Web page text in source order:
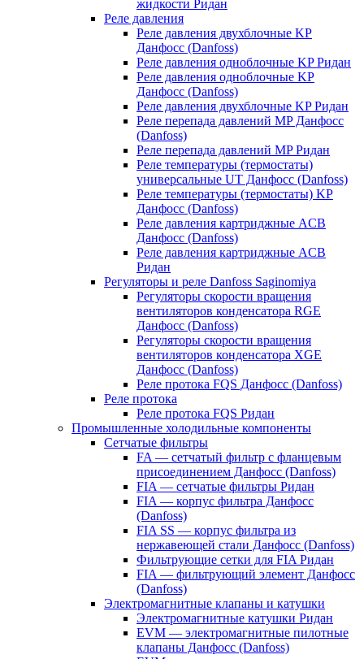
жидкости Ридан
Реле давления
Реле давления двухблочные KP
Данфосс (Danfoss)
Реле давления одноблочные KP Ридан
Реле давления одноблочные KP
Данфосс (Danfoss)
Реле давления двухблочные KP Ридан
Реле перепада давлений MP Данфосс
(Danfoss)
Реле перепада давлений MP Ридан
Реле температуры (термостаты)
универсальные UT Данфосс (Danfoss)
Реле температуры (термостаты) KP
Данфосс (Danfoss)
Реле давления картриджные ACB
Данфосс (Danfoss)
Реле давления картриджные ACB
Ридан
Регуляторы и реле Danfoss Saginomiya
Регуляторы скорости вращения
вентиляторов конденсатора RGE
Данфосс (Danfoss)
Регуляторы скорости вращения
вентиляторов конденсатора XGE
Данфосс (Danfoss)
Реле протока FQS Данфосс (Danfoss)
Реле протока
Реле протока FQS Ридан
Промышленные холодильные компоненты
Сетчатые фильтры
FA — сетчатый фильтр с фланцевым
присоединением Данфосс (Danfoss)
FIA — сетчатые фильтры Ридан
FIA — корпус фильтра Данфосс
(Danfoss)
FIA SS — корпус фильтра из
нержавеющей стали Данфосс (Danfoss)
Фильтрующие сетки для FIA Ридан
FIA — фильтрующий элемент Данфосс
(Danfoss)
Электромагнитные клапаны и катушки
Электромагнитные катушки Ридан
EVM — электромагнитные пилотные
клапаны Данфосс (Danfoss)